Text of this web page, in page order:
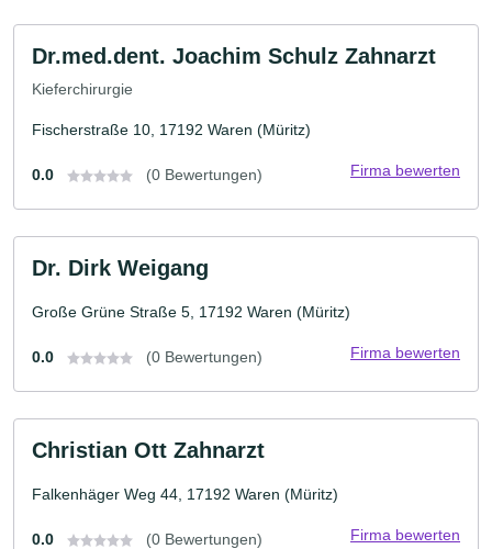
Dr.med.dent. Joachim Schulz Zahnarzt
Kieferchirurgie
Fischerstraße 10, 17192 Waren (Müritz)
0.0 (0 Bewertungen) Firma bewerten
Dr. Dirk Weigang
Große Grüne Straße 5, 17192 Waren (Müritz)
0.0 (0 Bewertungen) Firma bewerten
Christian Ott Zahnarzt
Falkenhäger Weg 44, 17192 Waren (Müritz)
0.0 (0 Bewertungen) Firma bewerten